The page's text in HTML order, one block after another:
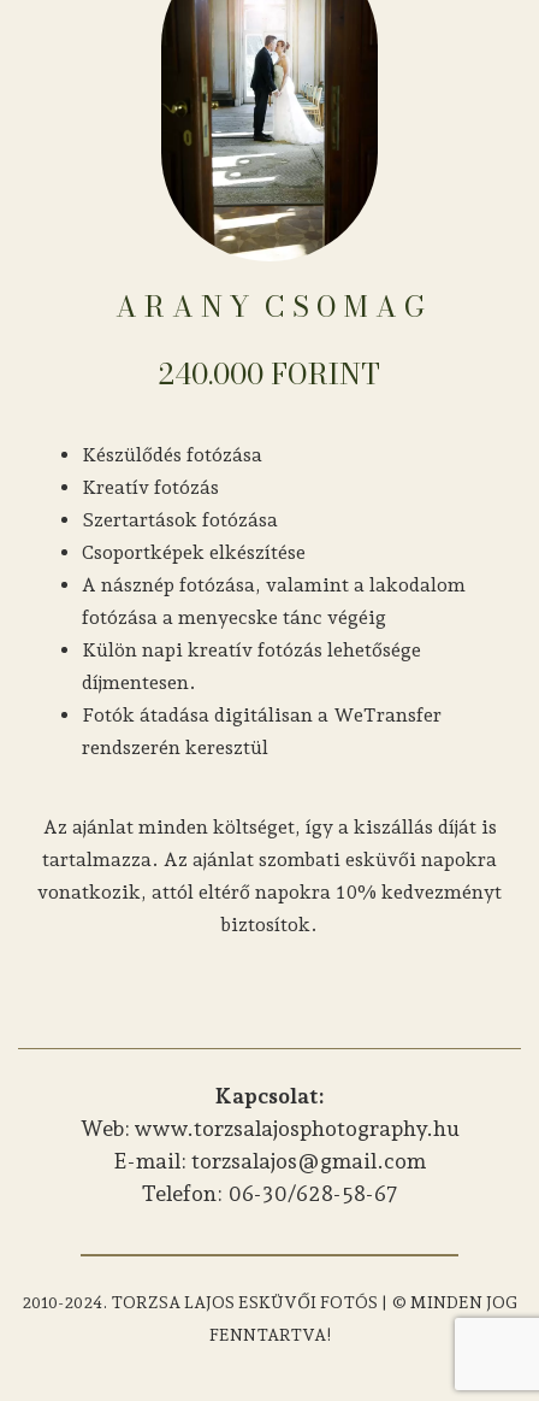
A R A N Y ​​​​​​​​​​​​​​​​​​ C S O M A G
240.000 FORINT
Készülődés fotózása
Kreatív fotózás
Szertartások fotózása
Csoportképek elkészítése
A násznép fotózása, valamint a lakodalom
fotózása a menyecske tánc végéig
Külön napi kreatív fotózás lehetősége
díjmentesen.
Fotók átadása digitálisan a WeTransfer
rendszerén keresztül
Az ajánlat minden költséget, így a kiszállás díját is
tartalmazza. Az ajánlat szombati esküvői napokra
vonatkozik, attól eltérő napokra 10% kedvezményt
biztosítok.
Kapcsolat:
Web: www.torzsalajosphotography.hu
E-mail: torzsalajos@gmail.com
Telefon: 06-30/628-58-67
2010-2024. TORZSA LAJOS ESKÜVŐI FOTÓS | © MINDEN JOG
FENNTARTVA!